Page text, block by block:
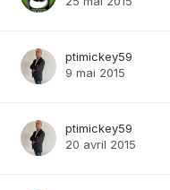
ptimickey59
9 mai 2015
ptimickey59
20 avril 2015